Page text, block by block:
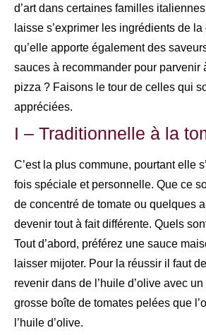
d’art dans certaines familles
laisse s’exprimer les ingrédients de
qu’elle apporte également des
sauces à recommander pour parvenir
pizza ? Faisons le tour de celles qui
appréciées.
I – Traditionnelle à la
C’est la plus commune, pourtant elle
fois spéciale et personnelle. Que ce
de concentré de tomate ou quelques
devenir tout à fait différente. Quels
Tout d’abord, préférez une sauce
laisser mijoter. Pour la réussir il faut
revenir dans de l’huile d’olive avec un
grosse boîte de tomates pelées que
l’huile d’olive.